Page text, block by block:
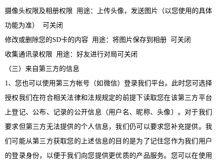
摄像头权限及相册权限 用途：上传头像，发送图片（以您使用的具体
功能为准） 可关闭
修改或删除您的SD卡的内容 用途：将图片保存到相册 可关闭
收集通讯录权限 用途：好友进行对局可关闭
（三）来自第三方的信息
1、您也可以使用第三方帐号（如微信）登录我们平台。此时您可选择
授权我们在符合相关法律和法规规定的前提下读取您在该第三方平台
上登记、公布、记录的公开信息（用户名、昵称、头像）。对于我们
要求但第三方无法提供的个人信息，我们仍可以要求您补充提供。我
们可能从第三方获取您的上述信息的目的是为了记住您作为我们用户
的登录身份，以便于我们向您提供更优质的产品服务。您可以在使用